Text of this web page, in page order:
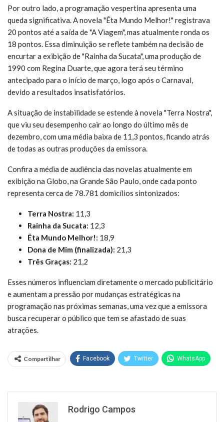
Por outro lado, a programação vespertina apresenta uma
queda significativa. A novela "Êta Mundo Melhor!" registrava
20 pontos até a saída de "A Viagem", mas atualmente ronda os
18 pontos. Essa diminuição se reflete também na decisão de
encurtar a exibição de "Rainha da Sucata", uma produção de
1990 com Regina Duarte, que agora terá seu término
antecipado para o início de março, logo após o Carnaval,
devido a resultados insatisfatórios.
A situação de instabilidade se estende à novela "Terra Nostra",
que viu seu desempenho cair ao longo do último mês de
dezembro, com uma média baixa de 11,3 pontos, ficando atrás
de todas as outras produções da emissora.
Confira a média de audiência das novelas atualmente em
exibição na Globo, na Grande São Paulo, onde cada ponto
representa cerca de 78.781 domicílios sintonizados:
Terra Nostra: 11,3
Rainha da Sucata: 12,3
Êta Mundo Melhor!: 18,9
Dona de Mim (finalizada): 21,3
Três Graças: 21,2
Esses números influenciam diretamente o mercado publicitário
e aumentam a pressão por mudanças estratégicas na
programação nas próximas semanas, uma vez que a emissora
busca recuperar o público que tem se afastado de suas
atrações.
Compartilhar Facebook Twitter WhatsApp
Rodrigo Campos